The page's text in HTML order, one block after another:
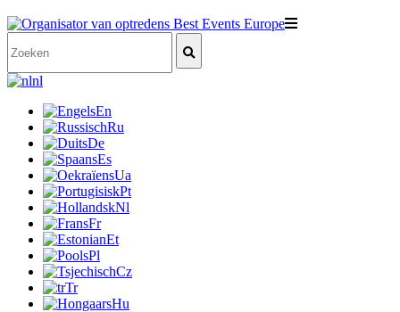
nl
En
Ru
De
Es
Ua
Pt
Nl
Fr
Et
Pl
Cz
Tr
Hu